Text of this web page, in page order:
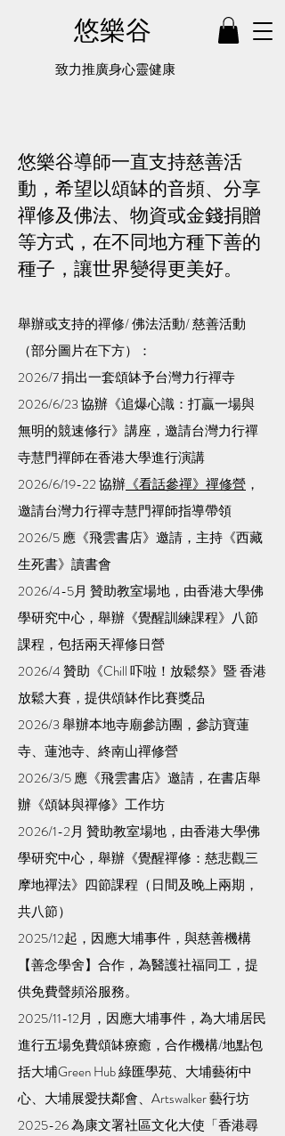
悠樂谷
致力推廣身心靈健康
悠樂谷導師一直支持慈善活
動，希望以頌缽的音頻、分享
禪修及佛法、物資或金錢捐贈
等方式，在不同地方種下善的
種子，讓世界變得更美好。
​舉辦或支持的禪修/ 佛法活動/ 慈善活動
（部分圖片在下方）：
2026/7 捐出一套頌缽予台灣力行禪寺
2026/6/23 協辦《追爆心識：打贏一場與
無明的競速修行》講座，邀請台灣力行禪
寺慧門禪師在香港大學進行演講
2026/6/19-22 協辦 《看話參禪》禪修營 ，
邀請台灣力行禪寺慧門禪師指導帶領
2026/5 應《飛雲書店》邀請，主持《西藏
生死書》讀書會
2026/4-5月 贊助教室場地，由香港大學佛
學研究中心，舉辦《覺醒訓練課程》八節
課程，包括兩天禪修日營
2026/4 贊助《Chill 吓啦！放鬆祭》暨 香港
放鬆大賽，提供頌缽作比賽獎品
2026/3 舉辦本地寺廟參訪團，參訪寶蓮
寺、蓮池寺、終南山禪修營
2026/3/5 應《飛雲書店》邀請，在書店舉
辦《頌缽與禪修》工作坊
2026/1-2月 贊助教室場地，由香港大學佛
學研究中心，舉辦《覺醒禪修：慈悲觀三
摩地禪法》四節課程（日間及晚上兩期，
共八節）
2025/12起，因應大埔事件，與慈善機構
【善念學舍】合作，為醫護社福同工，提
供免費聲頻浴服務。
2025/11-12月，因應大埔事件，為大埔居民
進行五場免費頌缽療癒，合作機構/地點包
括大埔Green Hub 綠匯學苑、大埔藝術中
心、大埔展愛扶鄰會、Artswalker 藝行坊
2025-26 為康文署社區文化大使「香港尋